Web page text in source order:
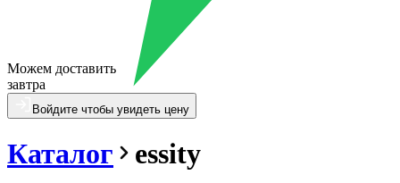
Можем доставить
завтра
Войдите чтобы увидеть цену
Каталог essity